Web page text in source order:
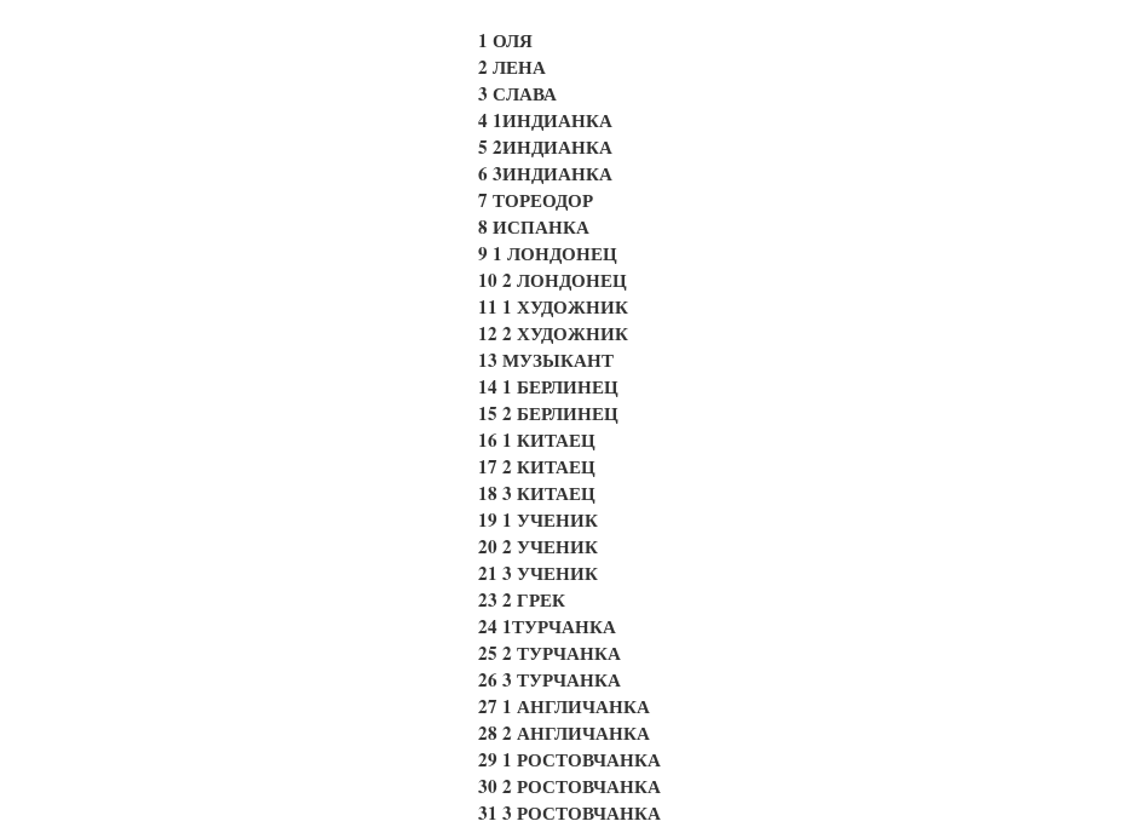
1 ОЛЯ
2 ЛЕНА
3 СЛАВА
4 1ИНДИАНКА
5 2ИНДИАНКА
6 3ИНДИАНКА
7 ТОРЕОДОР
8 ИСПАНКА
9 1 ЛОНДОНЕЦ
10 2 ЛОНДОНЕЦ
11 1 ХУДОЖНИК
12 2 ХУДОЖНИК
13 МУЗЫКАНТ
14 1 БЕРЛИНЕЦ
15 2 БЕРЛИНЕЦ
16 1 КИТАЕЦ
17 2 КИТАЕЦ
18 3 КИТАЕЦ
19 1 УЧЕНИК
20 2 УЧЕНИК
21 3 УЧЕНИК
23 2 ГРЕК
24 1ТУРЧАНКА
25 2 ТУРЧАНКА
26 3 ТУРЧАНКА
27 1 АНГЛИЧАНКА
28 2 АНГЛИЧАНКА
29 1 РОСТОВЧАНКА
30 2 РОСТОВЧАНКА
31 3 РОСТОВЧАНКА